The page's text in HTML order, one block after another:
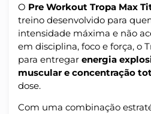
O Pre Workout Tropa Max
treino desenvolvido para
intensidade máxima e não
em disciplina, foco e força, o
para entregar energia
muscular e concentração
dose.
Com uma combinação